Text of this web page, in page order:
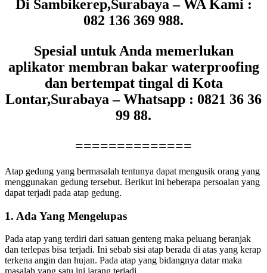
Di Sambikerep,Surabaya – WA Kami :
082 136 369 988.
Spesial untuk Anda memerlukan
aplikator membran bakar waterproofing
dan bertempat tingal di Kota
Lontar,Surabaya – Whatsapp : 0821 36 36
99 88.
==============
Atap gedung yang bermasalah tentunya dapat mengusik orang yang
menggunakan gedung tersebut. Berikut ini beberapa persoalan yang
dapat terjadi pada atap gedung.
1. Ada Yang Mengelupas
Pada atap yang terdiri dari satuan genteng maka peluang beranjak
dan terlepas bisa terjadi. Ini sebab sisi atap berada di atas yang kerap
terkena angin dan hujan. Pada atap yang bidangnya datar maka